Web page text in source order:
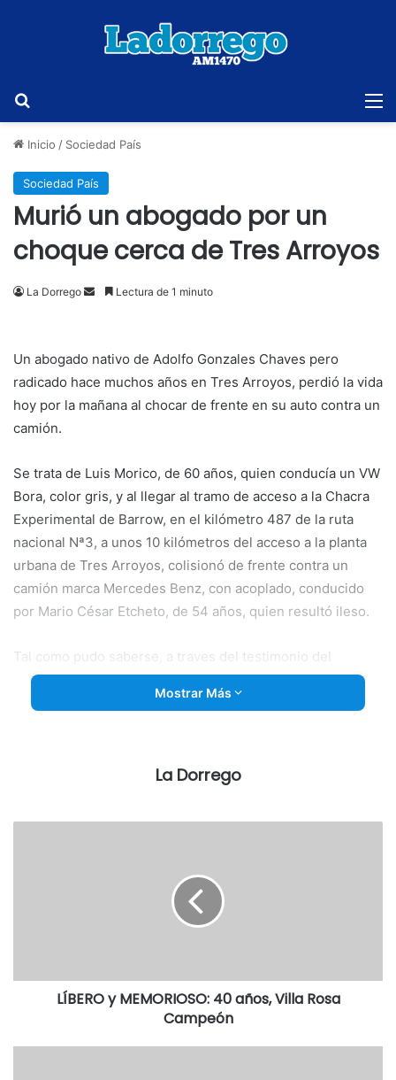
Inicio / Sociedad País
Sociedad País
Murió un abogado por un
choque cerca de Tres Arroyos
La Dorrego
SendLectura de 1 minuto
Un abogado nativo de Adolfo Gonzales Chaves pero
radicado hace muchos años en Tres Arroyos, perdió la vida
hoy por la mañana al chocar de frente en su auto contra un
camión.
Se trata de Luis Morico, de 60 años, quien conducía un VW
Bora, color gris, y al llegar al tramo de acceso a la Chacra
Experimental de Barrow, en el kilómetro 487 de la ruta
nacional Nª3, a unos 10 kilómetros del acceso a la planta
urbana de Tres Arroyos, colisionó de frente contra un
camión marca Mercedes Benz, con acoplado, conducido
por Mario César Etcheto, de 54 años, quien resultó ileso.
Tal como pudo saberse, a traves del testimonio del
transportista a los primeros testigos de la colisión, el
accidente se produjo cuando el auto “apareció de repente”
Aparentemente, el auto se dirigía de Chaves a Tres
por “homicidio cuposo” en la Fiscalía en turno de Tres
Mostrar Más
La Dorrego
LÍBERO y MEMORIOSO: 40 años, Villa Rosa
Campeón